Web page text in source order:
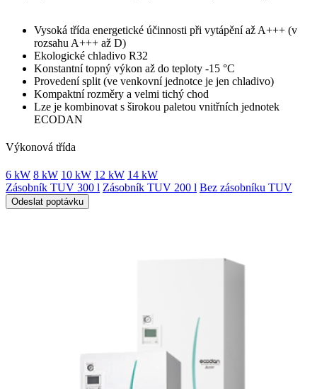
Vysoká třída energetické účinnosti při vytápění až A+++ (v
rozsahu A+++ až D)
Ekologické chladivo R32
Konstantní topný výkon až do teploty -15 °C
Provedení split (ve venkovní jednotce je jen chladivo)
Kompaktní rozměry a velmi tichý chod
Lze je kombinovat s širokou paletou vnitřních jednotek
ECODAN
Výkonová třída
6 kW 8 kW 10 kW 12 kW 14 kW
Zásobník TUV 300 l Zásobník TUV 200 l Bez zásobníku TUV
Odeslat poptávku